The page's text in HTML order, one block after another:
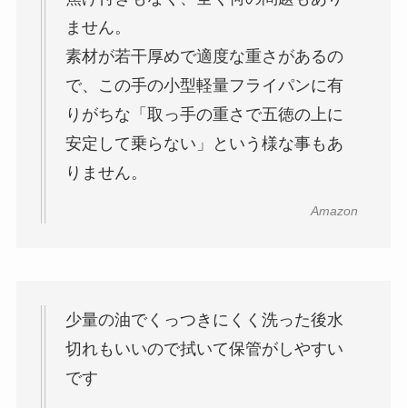
ません。
素材が若干厚めで適度な重さがあるの
で、この手の小型軽量フライパンに有
りがちな「取っ手の重さで五徳の上に
安定して乗らない」という様な事もあ
りません。
Amazon
少量の油でくっつきにくく洗った後水
切れもいいので拭いて保管がしやすい
です